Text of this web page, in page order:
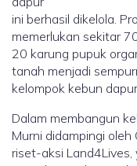
ini berhasil dikelola.
memerlukan sekitar
20 karung pupuk
tanah menjadi
kelompok kebun
Dalam membangun
Murni didampingi oleh
riset-aksi